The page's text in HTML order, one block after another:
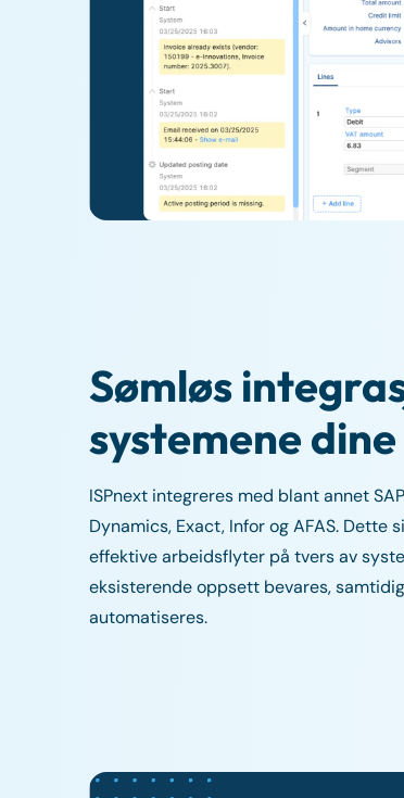
Sømløs
systemene dine
ISPnext integreres med blant annet
Dynamics, Exact, Infor og AFAS.
effektive arbeidsflyter på tvers av
eksisterende oppsett bevares,
automatiseres.